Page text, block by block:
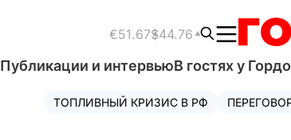
€51.67$44.76
Публикации и интервьюВ гостях у
ТОПЛИВНЫЙ КРИЗИС В РФ